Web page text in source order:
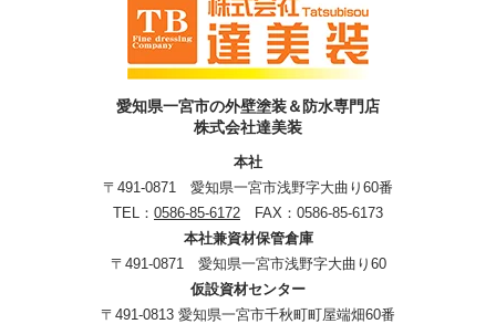
愛知県一宮市の外壁塗装＆防水専門店
株式会社達美装
本社
〒491-0871 愛知県一宮市浅野字大曲り60番
TEL： 0586-85-6172 FAX：0586-85-6173
本社兼資材保管倉庫
〒491-0871 愛知県一宮市浅野字大曲り60
仮設資材センター
〒491-0813 愛知県一宮市千秋町町屋端畑60番